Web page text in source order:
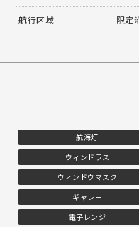
航行区域 限定
航海灯
ウィンドラス
ウィンドウマスク
ギャレー
電子レンジ